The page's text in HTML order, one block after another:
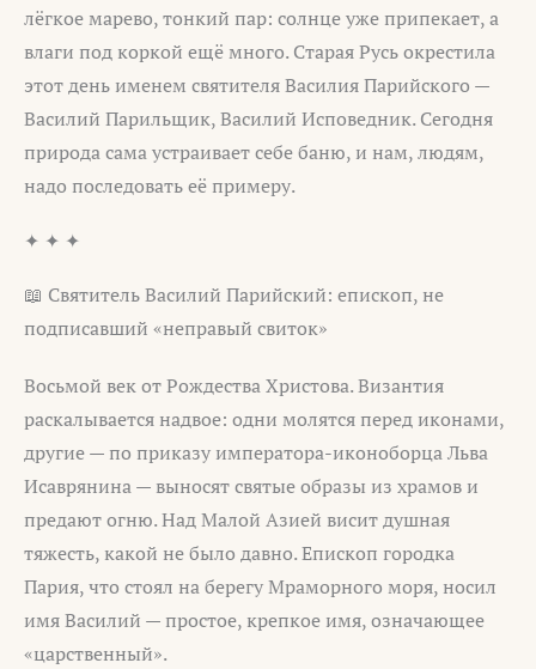
лёгкое марево, тонкий пар: солнце уже припекает, а
влаги под коркой ещё много. Старая Русь окрестила
этот день именем святителя Василия Парийского —
Василий Парильщик, Василий Исповедник. Сегодня
природа сама устраивает себе баню, и нам, людям,
надо последовать её примеру.
✦ ✦ ✦
📖 Святитель Василий Парийский: епископ, не
подписавший «неправый свиток»
Восьмой век от Рождества Христова. Византия
раскалывается надвое: одни молятся перед иконами,
другие — по приказу императора-иконоборца Льва
Исаврянина — выносят святые образы из храмов и
предают огню. Над Малой Азией висит душная
тяжесть, какой не было давно. Епископ городка
Пария, что стоял на берегу Мраморного моря, носил
имя Василий — простое, крепкое имя, означающее
«царственный».